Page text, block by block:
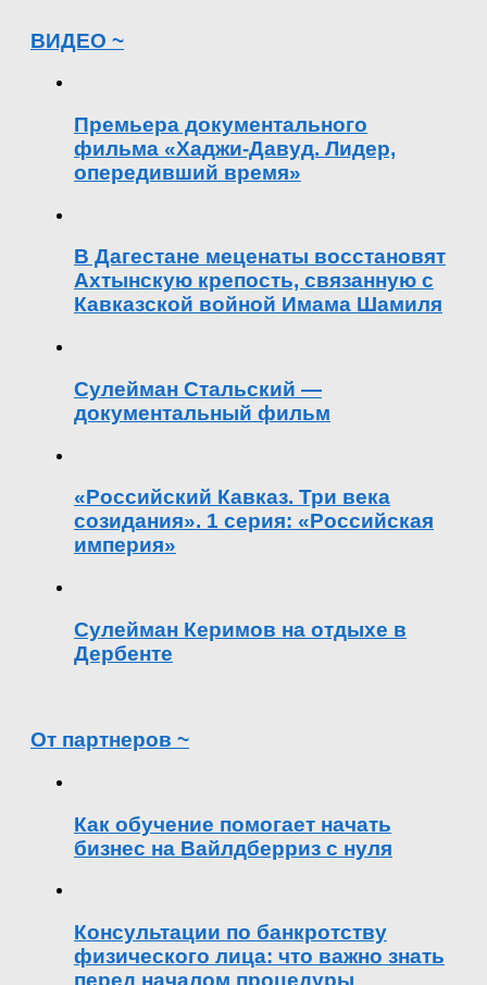
ВИДЕО ~
Премьера документального
фильма «Хаджи-Давуд. Лидер,
опередивший время»
В Дагестане меценаты восстановят
Ахтынскую крепость, связанную с
Кавказской войной Имама Шамиля
Сулейман Стальский —
документальный фильм
«Российский Кавказ. Три века
созидания». 1 серия: «Российская
империя»
Сулейман Керимов на отдыхе в
Дербенте
От партнеров ~
Как обучение помогает начать
бизнес на Вайлдберриз с нуля
Консультации по банкротству
физического лица: что важно знать
перед началом процедуры